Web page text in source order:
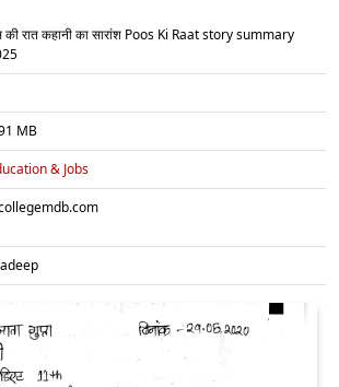
की रात कहानी का सारांश Poos Ki Raat story summary
MB
& Jobs